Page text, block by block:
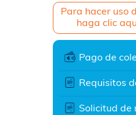
Para hacer uso
haga clic
Pago de
Requisitos
Solicitud de